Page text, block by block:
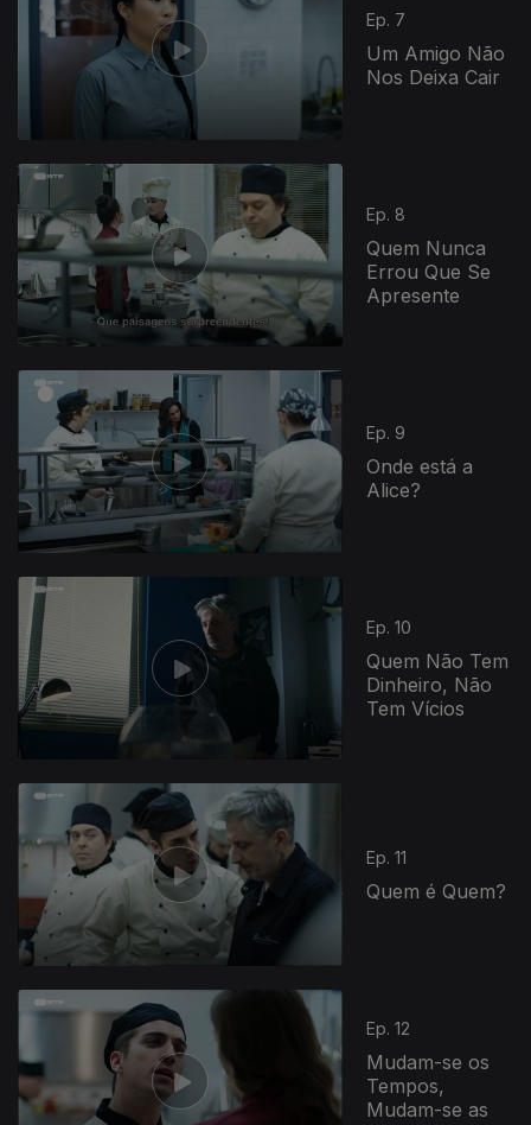
Ep. 7
Um Amigo Não
Nos Deixa Cair
Ep. 8
Quem Nunca
Errou Que Se
Apresente
Ep. 9
Onde está a
Alice?
Ep. 10
Quem Não Tem
Dinheiro, Não
Tem Vícios
Ep. 11
Quem é Quem?
Ep. 12
Mudam-­se os
Tempos,
Mudam-­se as
836951